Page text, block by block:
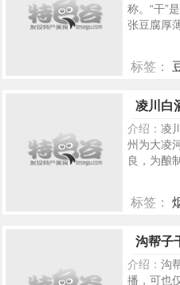
称。“干”
张豆腐厚
标签：
凌川白
介绍： 凌
州为大凌
良，为酿
标签：
沟帮子
介绍： 沟
播，可也